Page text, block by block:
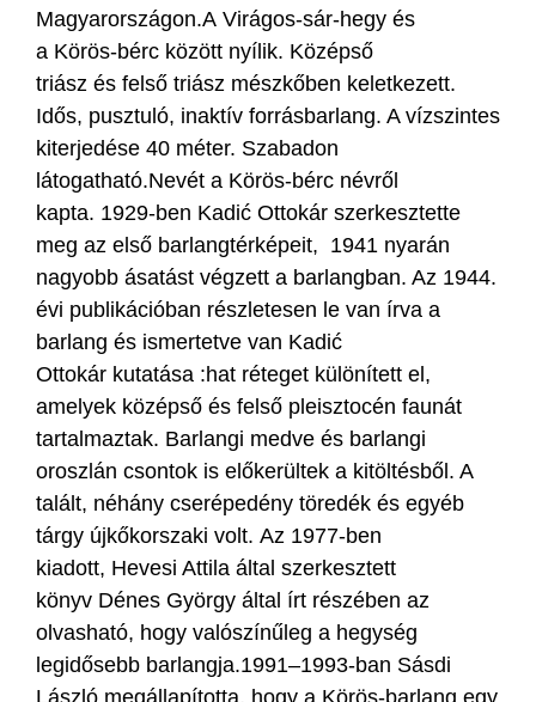
Magyarországon.A Virágos-sár-hegy és
a Körös-bérc között nyílik. Középső
triász és felső triász mészkőben keletkezett.
Idős, pusztuló, inaktív forrásbarlang. A vízszintes
kiterjedése 40 méter. Szabadon
látogatható.Nevét a Körös-bérc névről
kapta. 1929-ben Kadić Ottokár szerkesztette
meg az első barlangtérképeit, 1941 nyarán
nagyobb ásatást végzett a barlangban. Az 1944.
évi publikációban részletesen le van írva a
barlang és ismertetve van Kadić
Ottokár kutatása :hat réteget különített el,
amelyek középső és felső pleisztocén faunát
tartalmaztak. Barlangi medve és barlangi
oroszlán csontok is előkerültek a kitöltésből. A
talált, néhány cserépedény töredék és egyéb
tárgy újkőkorszaki volt. Az 1977-ben
kiadott, Hevesi Attila által szerkesztett
könyv Dénes György által írt részében az
olvasható, hogy valószínűleg a hegység
legidősebb barlangja.1991–1993-ban Sásdi
László megállapította, hogy a Körös-barlang egy